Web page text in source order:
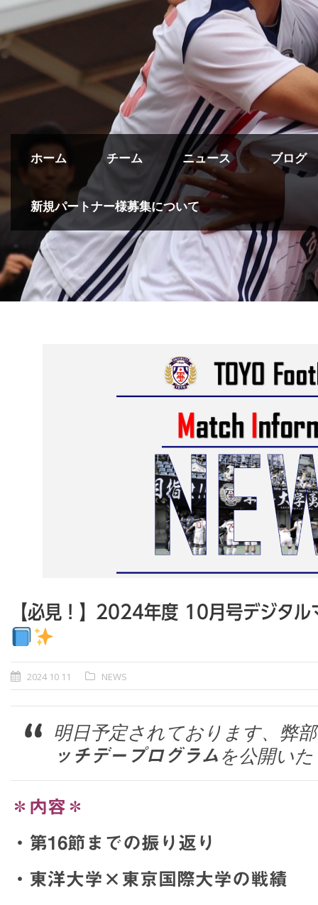
ホーム チーム ニュース ブログ
新規パートナー様募集について
【必見！】2024年度 10月号デジタル
2024 10 11 NEWS
明日予定されております、弊
ッチデープログラム を公開い
＊内容＊
・第16節までの振り返り
・東洋大学×東京国際大学の戦績